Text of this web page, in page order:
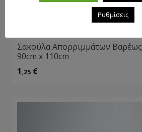
Σακούλα Απορριμμάτων
90cm x 110cm
1,25 €
Ρυθμίσεις